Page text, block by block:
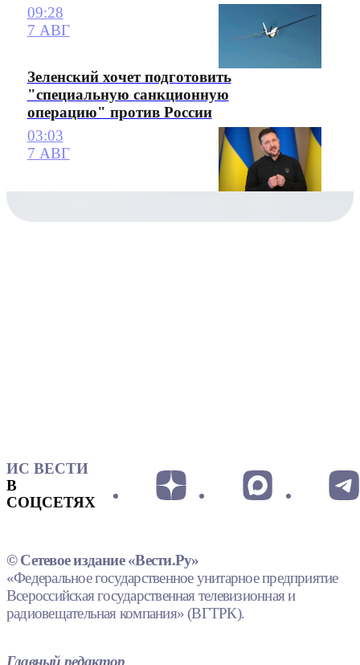
09:28
7 АВГ
Зеленский хочет подготовить
"специальную санкционную
операцию" против России
03:03
7 АВГ
ИС ВЕСТИ
В
СОЦСЕТЯХ
© Сетевое издание «Вести.Ру»
«Федеральное государственное унитарное предприятие
Всероссийская государственная телевизионная и
радиовещательная компания» (ВГТРК).
Главный редактор